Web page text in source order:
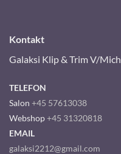
Kontakt
Galaksi Klip & Trim V/
TELEFON
Salon +45 57613038
Webshop+45 31320818
EMAIL
galaksi2212@gmail.com